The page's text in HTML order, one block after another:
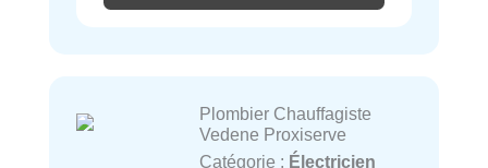
Plombier Chauffagiste
Vedene Proxiserve
Catégorie : Électricien